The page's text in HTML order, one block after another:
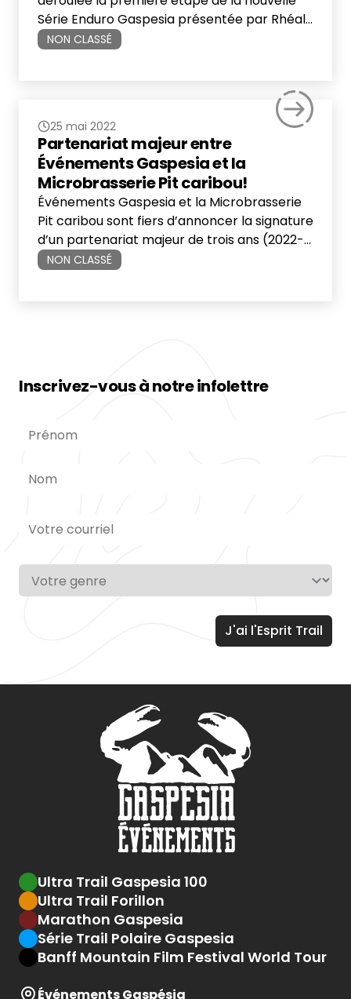
Série Enduro Gaspesia présentée par Rhéal
Pitre Sport au Parc du Mont-Comi de St-
NON CLASSÉ
25 mai 2022
Partenariat majeur entre
Événements Gaspesia et la
Microbrasserie Pit caribou!
Événements Gaspesia et la Microbrasserie
Pit caribou sont fiers d’annoncer la signature
d’un partenariat majeur de trois ans (2022-
2024) qui permettra de propulser les
NON CLASSÉ
Inscrivez-vous à notre infolettre
Ultra Trail Gaspesia 100
Ultra Trail Forillon
Marathon Gaspesia
Série Trail Polaire Gaspesia
Banff Mountain Film Festival World Tour
Événements Gaspésia